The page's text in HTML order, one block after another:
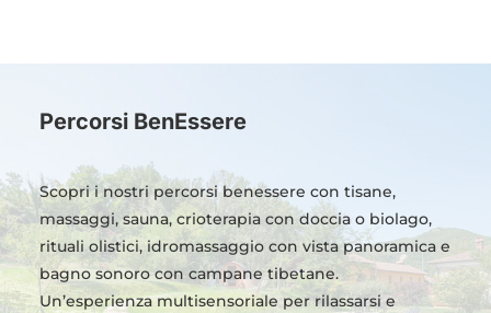
80,00 €
130,00 €
Percorsi BenEssere
Scopri i nostri percorsi benessere con tisane,
massaggi, sauna, crioterapia con doccia o biolago,
rituali olistici, idromassaggio con vista panoramica e
bagno sonoro con campane tibetane.
Un’esperienza multisensoriale per rilassarsi e